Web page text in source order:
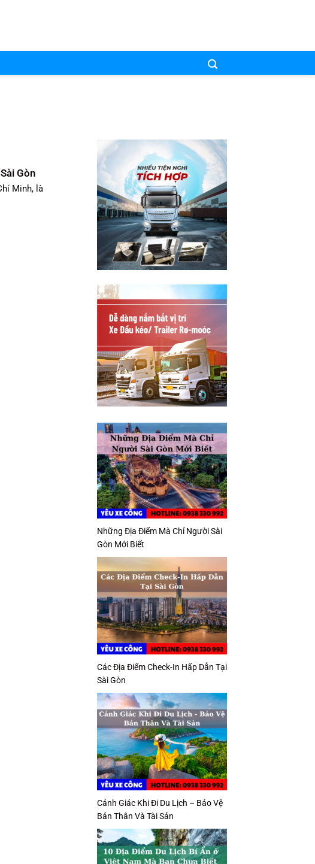
Gòn
Minh, là
Những Địa Điểm Mà Chỉ Người Sài
Gòn Mới Biết
Các Địa Điểm Check-In Hấp Dẫn Tại
Sài Gòn
Cảnh Giác Khi Đi Du Lịch – Bảo Vệ
Bản Thân Và Tài Sản